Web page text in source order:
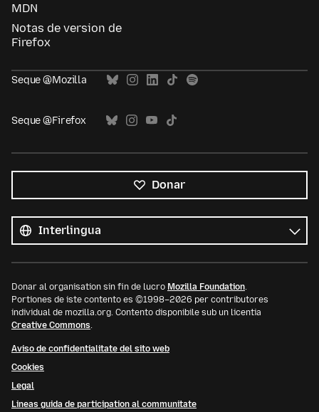
MDN
Notas de version de
Firefox
Seque @Mozilla
Seque @Firefox
Donar
le
linguas
Lingua
Donar al organisation sin fin de lucro Mozilla Foundation.
Portiones de iste contento es ©1998–2026 per contributores
individual de mozilla.org. Contento disponibile sub un licentia
Creative Commons.
Aviso de confidentialitate del sito web
Cookies
Legal
Lineas guida de participation al communitate